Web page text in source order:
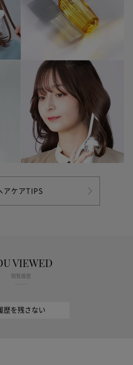
アケアTIPS
VIEWED
閲覧履歴
歴を残さない